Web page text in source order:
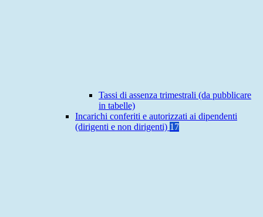
Tassi di assenza trimestrali (da pubblicare
in tabelle)
Incarichi conferiti e autorizzati ai dipendenti
(dirigenti e non dirigenti) 17